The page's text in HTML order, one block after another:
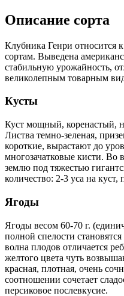
Описание сорта
Клубника Генри относится
сортам. Выведена
стабильную урожайность,
великолепным товарным
Кусты
Куст мощный, коренастый,
Листва темно-зеленая,
короткие, вырастают до
многозачатковые кисти. Во
землю под тяжестью
количество: 2-3 уса на
Ягоды
Ягоды весом 60-70 г.
полной спелости
волна плодов отличается
желтого цвета чуть
красная, плотная, очень
соотношении сочетает
персиковое послевкусие.